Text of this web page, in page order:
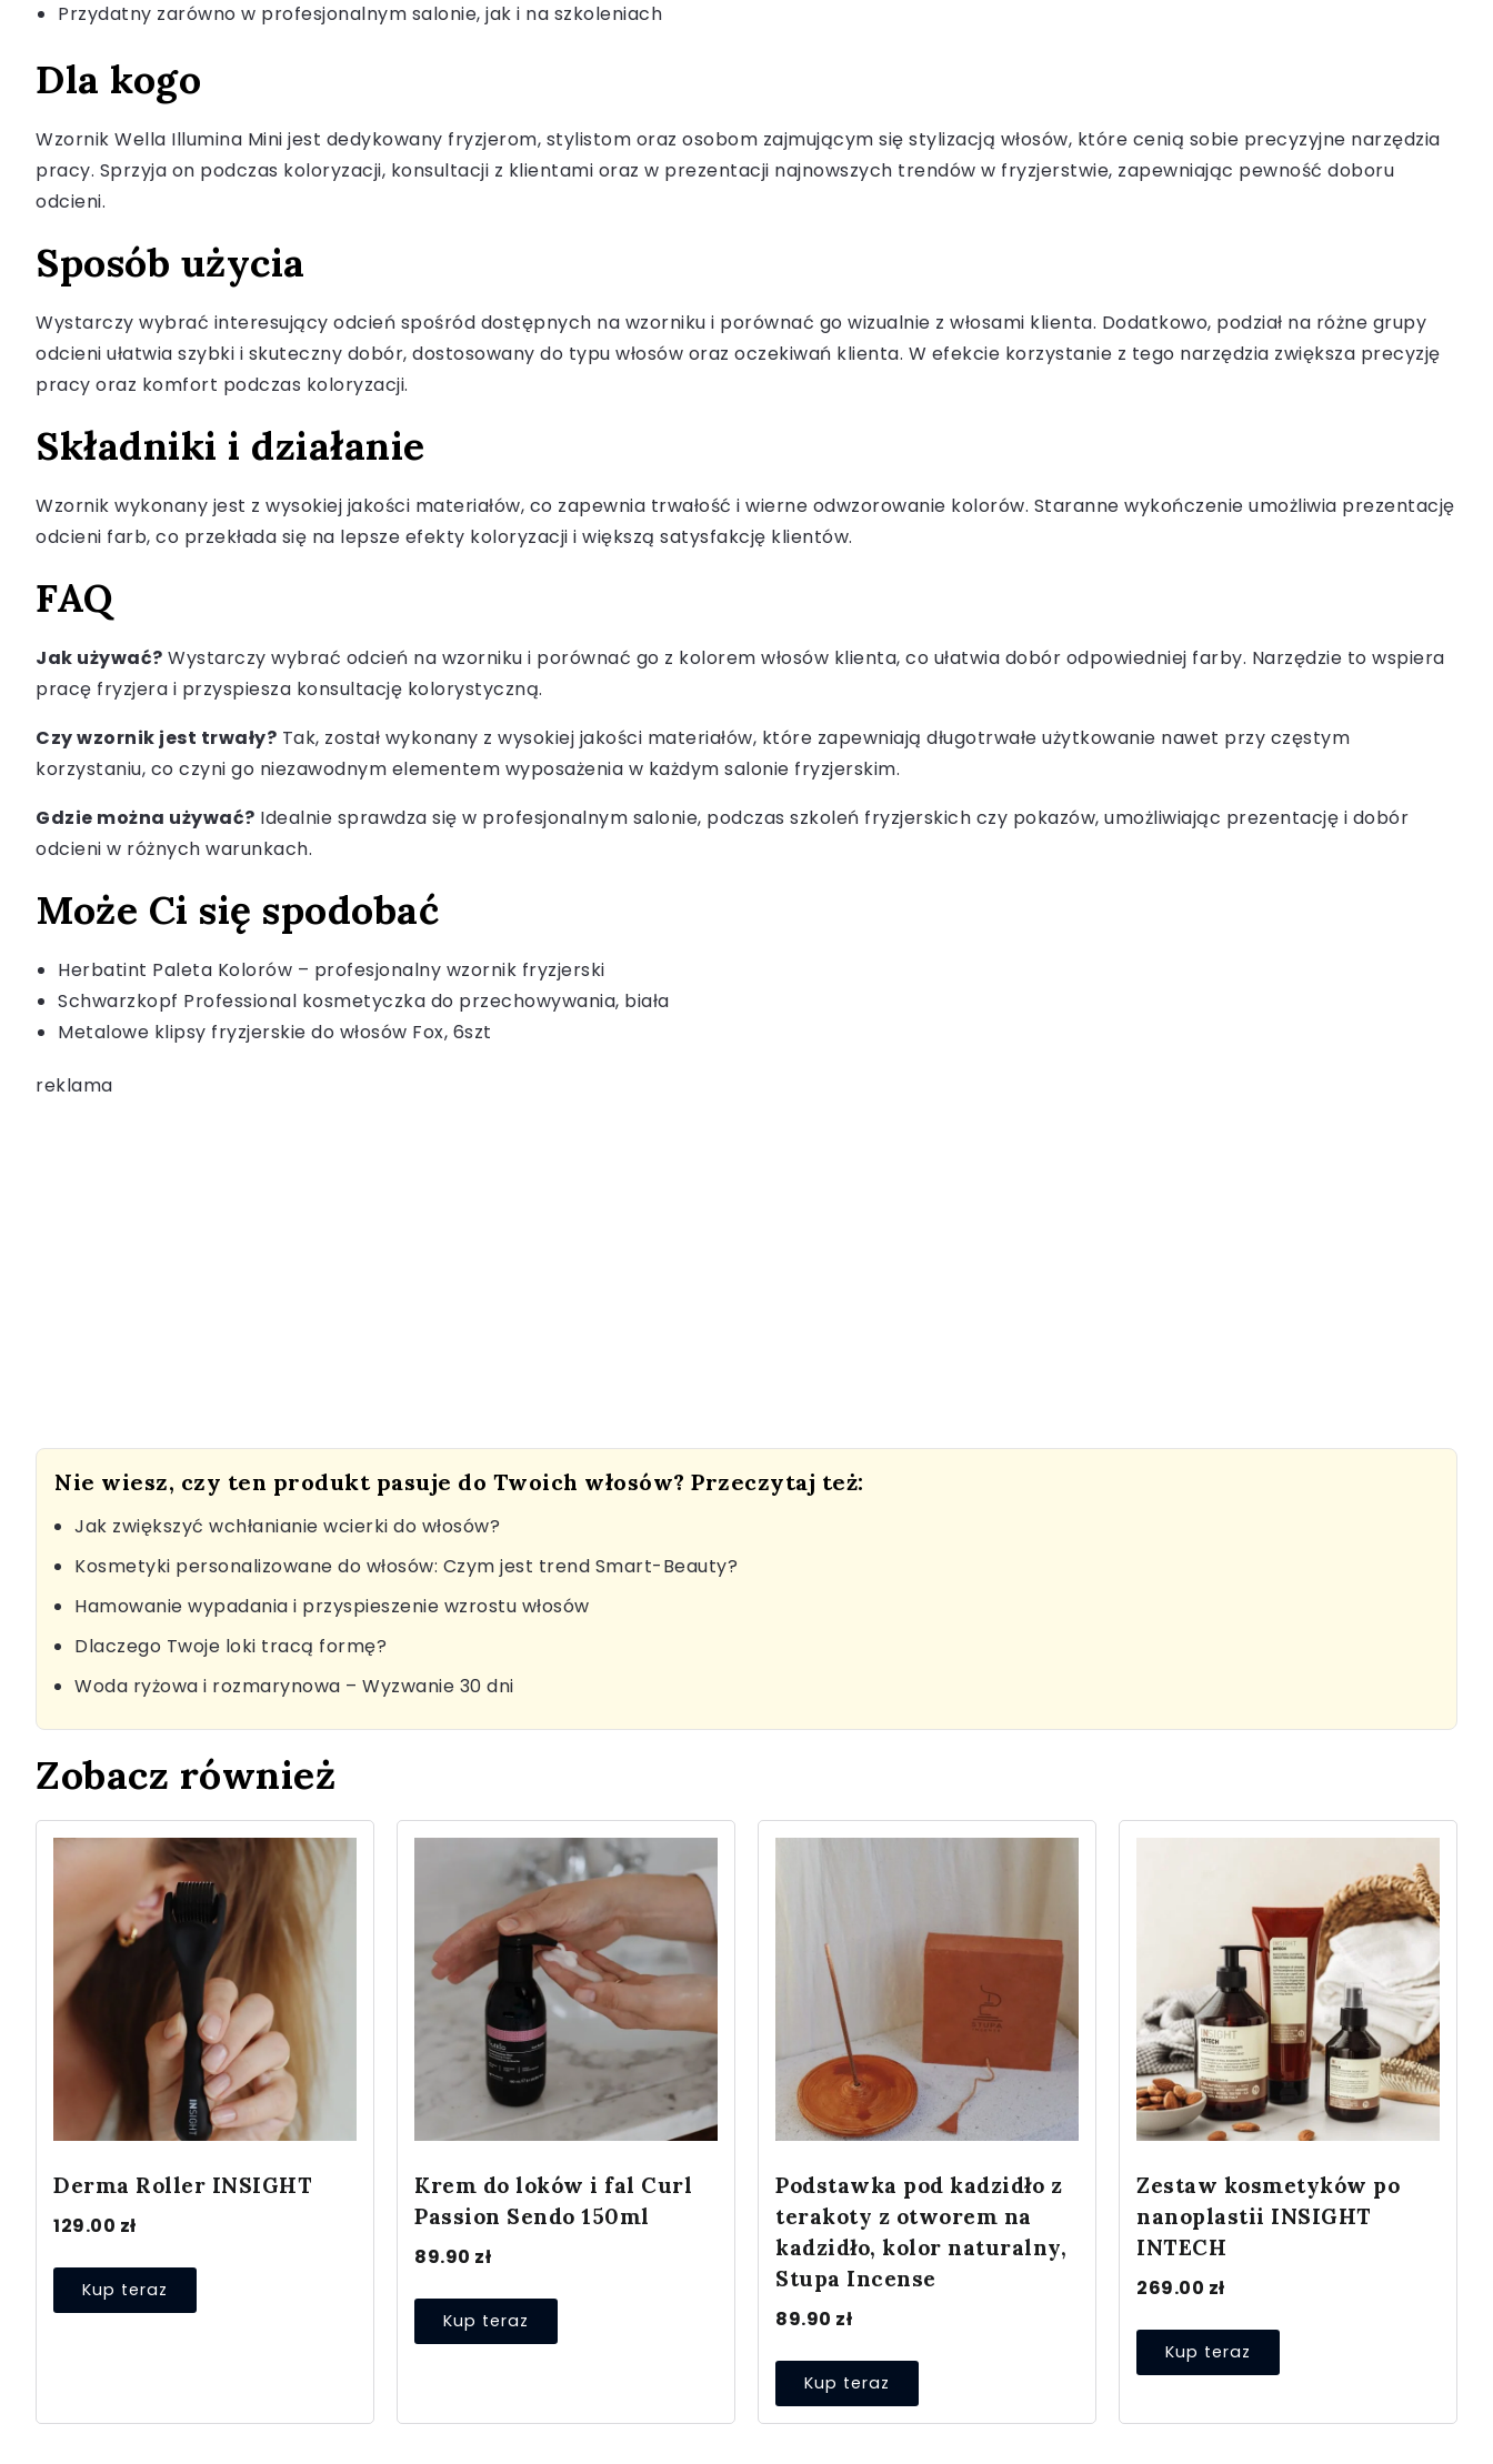
Przydatny zarówno w profesjonalnym salonie, jak i na szkoleniach
Dla kogo
Wzornik Wella Illumina Mini jest dedykowany fryzjerom, stylistom oraz osobom zajmującym się stylizacją włosów, które cenią sobie precyzyjne narzędzia
pracy. Sprzyja on podczas koloryzacji, konsultacji z klientami oraz w prezentacji najnowszych trendów w fryzjerstwie, zapewniając pewność doboru
odcieni.
Sposób użycia
Wystarczy wybrać interesujący odcień spośród dostępnych na wzorniku i porównać go wizualnie z włosami klienta. Dodatkowo, podział na różne grupy
odcieni ułatwia szybki i skuteczny dobór, dostosowany do typu włosów oraz oczekiwań klienta. W efekcie korzystanie z tego narzędzia zwiększa precyzję
pracy oraz komfort podczas koloryzacji.
Składniki i działanie
Wzornik wykonany jest z wysokiej jakości materiałów, co zapewnia trwałość i wierne odwzorowanie kolorów. Staranne wykończenie umożliwia prezentację
odcieni farb, co przekłada się na lepsze efekty koloryzacji i większą satysfakcję klientów.
FAQ
Jak używać? Wystarczy wybrać odcień na wzorniku i porównać go z kolorem włosów klienta, co ułatwia dobór odpowiedniej farby. Narzędzie to wspiera
pracę fryzjera i przyspiesza konsultację kolorystyczną.
Czy wzornik jest trwały? Tak, został wykonany z wysokiej jakości materiałów, które zapewniają długotrwałe użytkowanie nawet przy częstym
korzystaniu, co czyni go niezawodnym elementem wyposażenia w każdym salonie fryzjerskim.
Gdzie można używać? Idealnie sprawdza się w profesjonalnym salonie, podczas szkoleń fryzjerskich czy pokazów, umożliwiając prezentację i dobór
odcieni w różnych warunkach.
Może Ci się spodobać
Herbatint Paleta Kolorów – profesjonalny wzornik fryzjerski
Schwarzkopf Professional kosmetyczka do przechowywania, biała
Metalowe klipsy fryzjerskie do włosów Fox, 6szt
reklama
Nie wiesz, czy ten produkt pasuje do Twoich włosów? Przeczytaj też:
Jak zwiększyć wchłanianie wcierki do włosów?
Kosmetyki personalizowane do włosów: Czym jest trend Smart-Beauty?
Hamowanie wypadania i przyspieszenie wzrostu włosów
Dlaczego Twoje loki tracą formę?
Woda ryżowa i rozmarynowa – Wyzwanie 30 dni
Zobacz również
Derma Roller INSIGHT
129.00 zł
Kup teraz
Krem do loków i fal Curl
Passion Sendo 150ml
89.90 zł
Kup teraz
Podstawka pod kadzidło z
terakoty z otworem na
kadzidło, kolor naturalny,
Stupa Incense
89.90 zł
Kup teraz
Zestaw kosmetyków po
nanoplastii INSIGHT
INTECH
269.00 zł
Kup teraz